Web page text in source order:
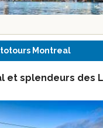
Montreal
et splendeurs des